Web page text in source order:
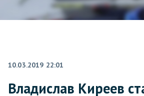
10.03.2019 22:01
Владислав Киреев